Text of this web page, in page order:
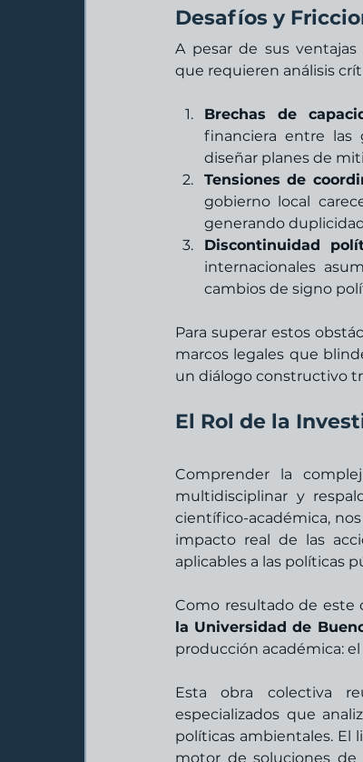
Desafíos y
A pesar de sus
que requieren análisis
Brechas de
financiera entre las
diseñar planes de
Tensiones de
gobierno local
generando
Discontinuidad
internacionales
cambios de signo
Para superar estos
marcos legales que
un diálogo constructivo
El Rol de la
Comprender la
multidisciplinar y
científico-académica,
impacto real de las
aplicables a las políticas
Como resultado de este
la Universidad de
producción académica:
Esta obra colectiva
especializados que
políticas ambientales. El
motor de soluciones